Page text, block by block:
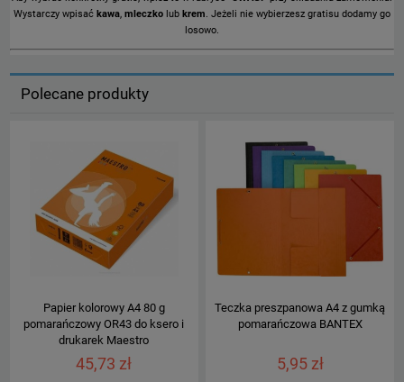
Wystarczy wpisać kawa mleczko lub krem . Jeżeli nie wybierzesz gratisu dodamy go
losowo.
Polecane produkty
Papier kolorowy A4 80 g
pomarańczowy OR43 do ksero i
drukarek Maestro
45,73 zł
Teczka preszpanowa A4 z gumką
pomarańczowa BANTEX
5,95 zł